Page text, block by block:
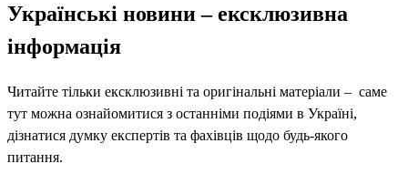
Українські новини – ексклюзивна
інформація
Читайте тільки ексклюзивні та оригінальні матеріали – саме
тут можна ознайомитися з останніми подіями в Україні,
дізнатися думку експертів та фахівців щодо будь-якого
питання.